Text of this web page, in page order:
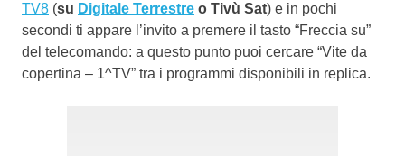
TV8 (su Digitale Terrestre o Tivù Sat) e in pochi
secondi ti appare l’invito a premere il tasto “Freccia su”
del telecomando: a questo punto puoi cercare “Vite da
copertina – 1^TV” tra i programmi disponibili in replica.